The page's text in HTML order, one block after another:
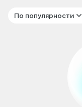
По популярности